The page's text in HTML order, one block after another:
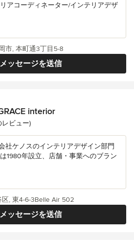
アコーディネーター/インテリアデザ
メッセージを送信
市, 本町通3丁目5-8
interior
レビュー)
社ケノスのインテリアデザイン部門
1980年設立、店舗・事業へのブラン
メッセージを送信
区, 東4-6-3Belle Air 502